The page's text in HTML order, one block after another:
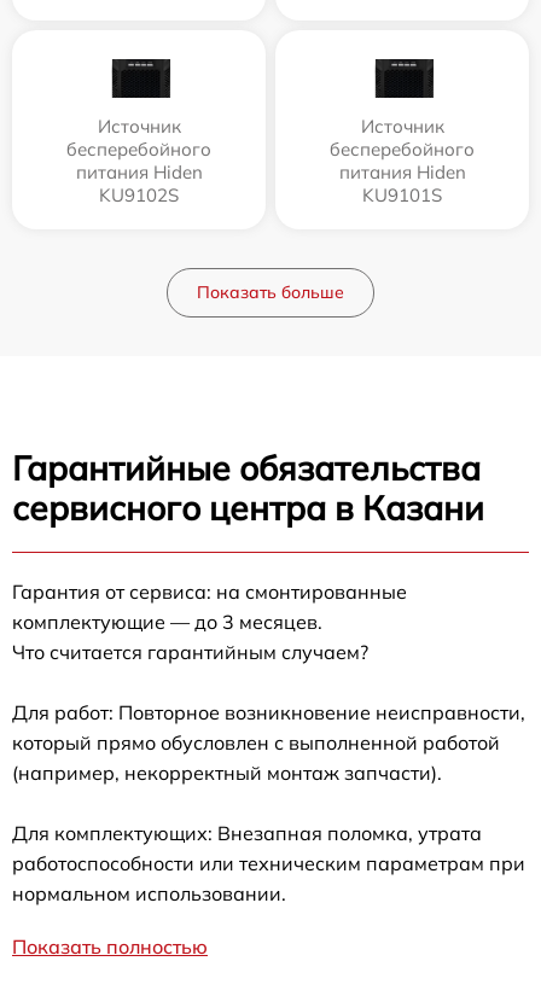
Источник
бесперебойного
питания Hiden
KU9102S
Источник
бесперебойного
питания Hiden
KU9101S
Показать больше
Гарантийные обязательства
сервисного центра в Казани
Гарантия от сервиса: на смонтированные
комплектующие — до 3 месяцев.
Что считается гарантийным случаем?
Для работ: Повторное возникновение неисправности,
который прямо обусловлен с выполненной работой
(например, некорректный монтаж запчасти).
Для комплектующих: Внезапная поломка, утрата
работоспособности или техническим параметрам при
нормальном использовании.
Показать полностью